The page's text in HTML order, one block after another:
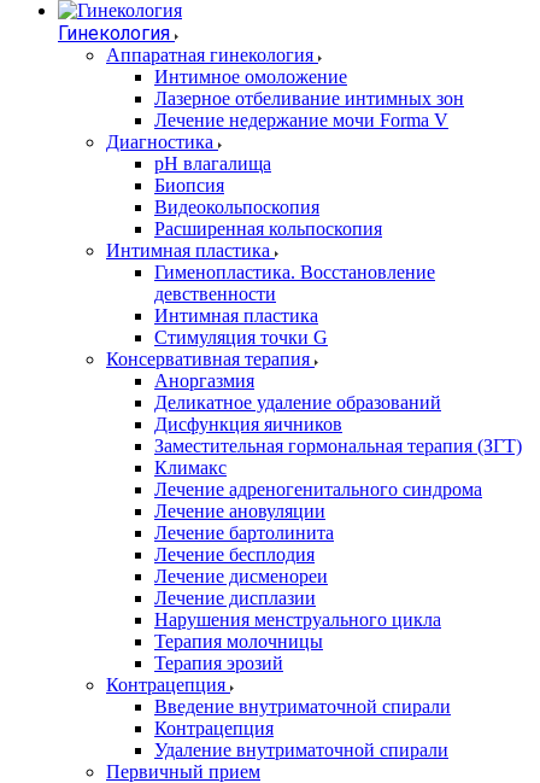
Гинекология
Аппаратная гинекология
Интимное омоложение
Лазерное отбеливание интимных зон
Лечение недержание мочи Forma V
Диагностика
pH влагалища
Биопсия
Видеокольпоскопия
Расширенная кольпоскопия
Интимная пластика
Гименопластика. Восстановление
девственности
Интимная пластика
Стимуляция точки G
Консервативная терапия
Аноргазмия
Деликатное удаление образований
Дисфункция яичников
Заместительная гормональная терапия (ЗГТ)
Климакс
Лечение адреногенитального синдрома
Лечение ановуляции
Лечение бартолинита
Лечение бесплодия
Лечение дисменореи
Лечение дисплазии
Нарушения менструального цикла
Терапия молочницы
Терапия эрозий
Контрацепция
Введение внутриматочной спирали
Контрацепция
Удаление внутриматочной спирали
Первичный прием